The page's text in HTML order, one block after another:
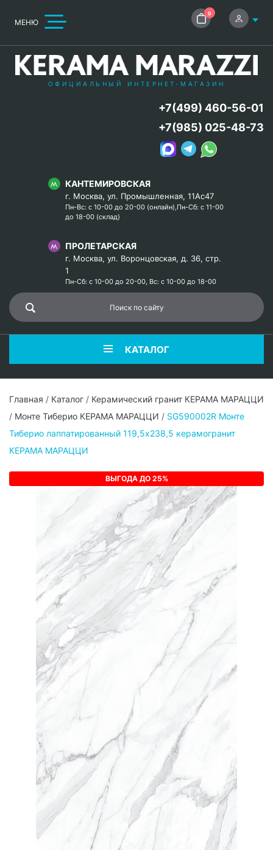
МЕНЮ
0
ОФИЦИАЛЬНЫЙ ИНТЕРНЕТ-МАГАЗИН
КАНТЕМИРОВСКАЯ
г. Москва, ул. Промышленная, 11Ас47
Пн-Вс: с 10-00 до 20-00 (онлайн),Пн-Сб: с 11-00
до 18-00 (склад)
ПРОЛЕТАРСКАЯ
г. Москва, ул. Воронцовская, д. 36, стр.
1
Пн-Сб: с 10-00 до 20-00, Вс: с 10-00 до 18-00
+7(499) 460-56-01
+7(985) 025-48-73
КАТАЛОГ
Главная / Каталог / Керамический гранит КЕРАМА МАРАЦЦИ
/ Монте Тиберио КЕРАМА МАРАЦЦИ / SG590002R Монте
Тиберио лаппатированный 119,5x238,5 керамогранит
КЕРАМА МАРАЦЦИ
ВЫГОДА ДО 25%